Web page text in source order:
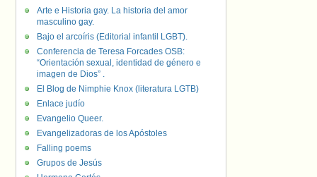
Arte e Historia gay. La historia del amor
masculino gay.
Bajo el arcoíris (Editorial infantil LGBT).
Conferencia de Teresa Forcades OSB:
“Orientación sexual, identidad de género e
imagen de Dios” .
El Blog de Nimphie Knox (literatura LGTB)
Enlace judío
Evangelio Queer.
Evangelizadoras de los Apóstoles
Falling poems
Grupos de Jesús